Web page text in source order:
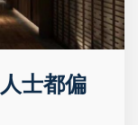
士都偏